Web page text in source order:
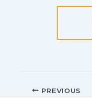
Post PREVIOUS